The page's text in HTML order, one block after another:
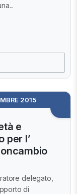
2015
e
per l’
delegato,
di